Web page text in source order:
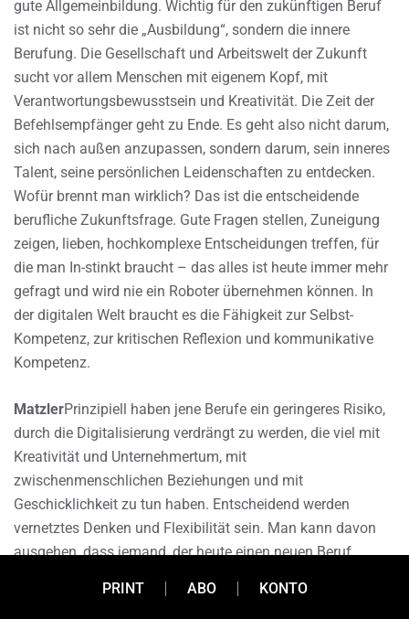
gute Allgemeinbildung. Wichtig für den zukünftigen Beruf
ist nicht so sehr die „Ausbildung“, sondern die innere
Berufung. Die Gesellschaft und Arbeitswelt der Zukunft
sucht vor allem Menschen mit eigenem Kopf, mit
Verantwortungsbewusstsein und Kreativität. Die Zeit der
Befehlsempfänger geht zu Ende. Es geht also nicht darum,
sich nach außen anzupassen, sondern darum, sein inneres
Talent, seine persönlichen Leidenschaften zu entdecken.
Wofür brennt man wirklich? Das ist die entscheidende
berufliche Zukunftsfrage. Gute Fragen stellen, Zuneigung
zeigen, lieben, hochkomplexe Entscheidungen treffen, für
die man In-stinkt braucht – das alles ist heute immer mehr
gefragt und wird nie ein Roboter übernehmen können. In
der digitalen Welt braucht es die Fähigkeit zur Selbst-
Kompetenz, zur kritischen Reflexion und kommunikative
Kompetenz.
MatzlerPrinzipiell haben jene Berufe ein geringeres Risiko,
durch die Digitalisierung verdrängt zu werden, die viel mit
Kreativität und Unternehmertum, mit
zwischenmenschlichen Beziehungen und mit
Geschicklichkeit zu tun haben. Entscheidend werden
vernetztes Denken und Flexibilität sein. Man kann davon
ausgehen, dass jemand, der heute einen neuen Beruf
Job wechseln wird. Maschinen mit künstlicher Intelligenz
PRINT ABO KONTO